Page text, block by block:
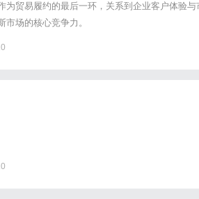
贸易履约的最后一环，关系到企业客户体验与
场的核心竞争力。